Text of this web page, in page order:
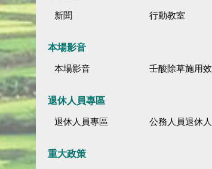
新聞 行動教室
本場影音
本場影音 壬酸除草施用效果觀察
退休人員專區
退休人員專區 公務人員退休人員法施行細則
重大政策